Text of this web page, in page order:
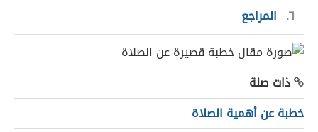
٦ المراجع
ذات صلة
خطبة عن أهمية الصلاة